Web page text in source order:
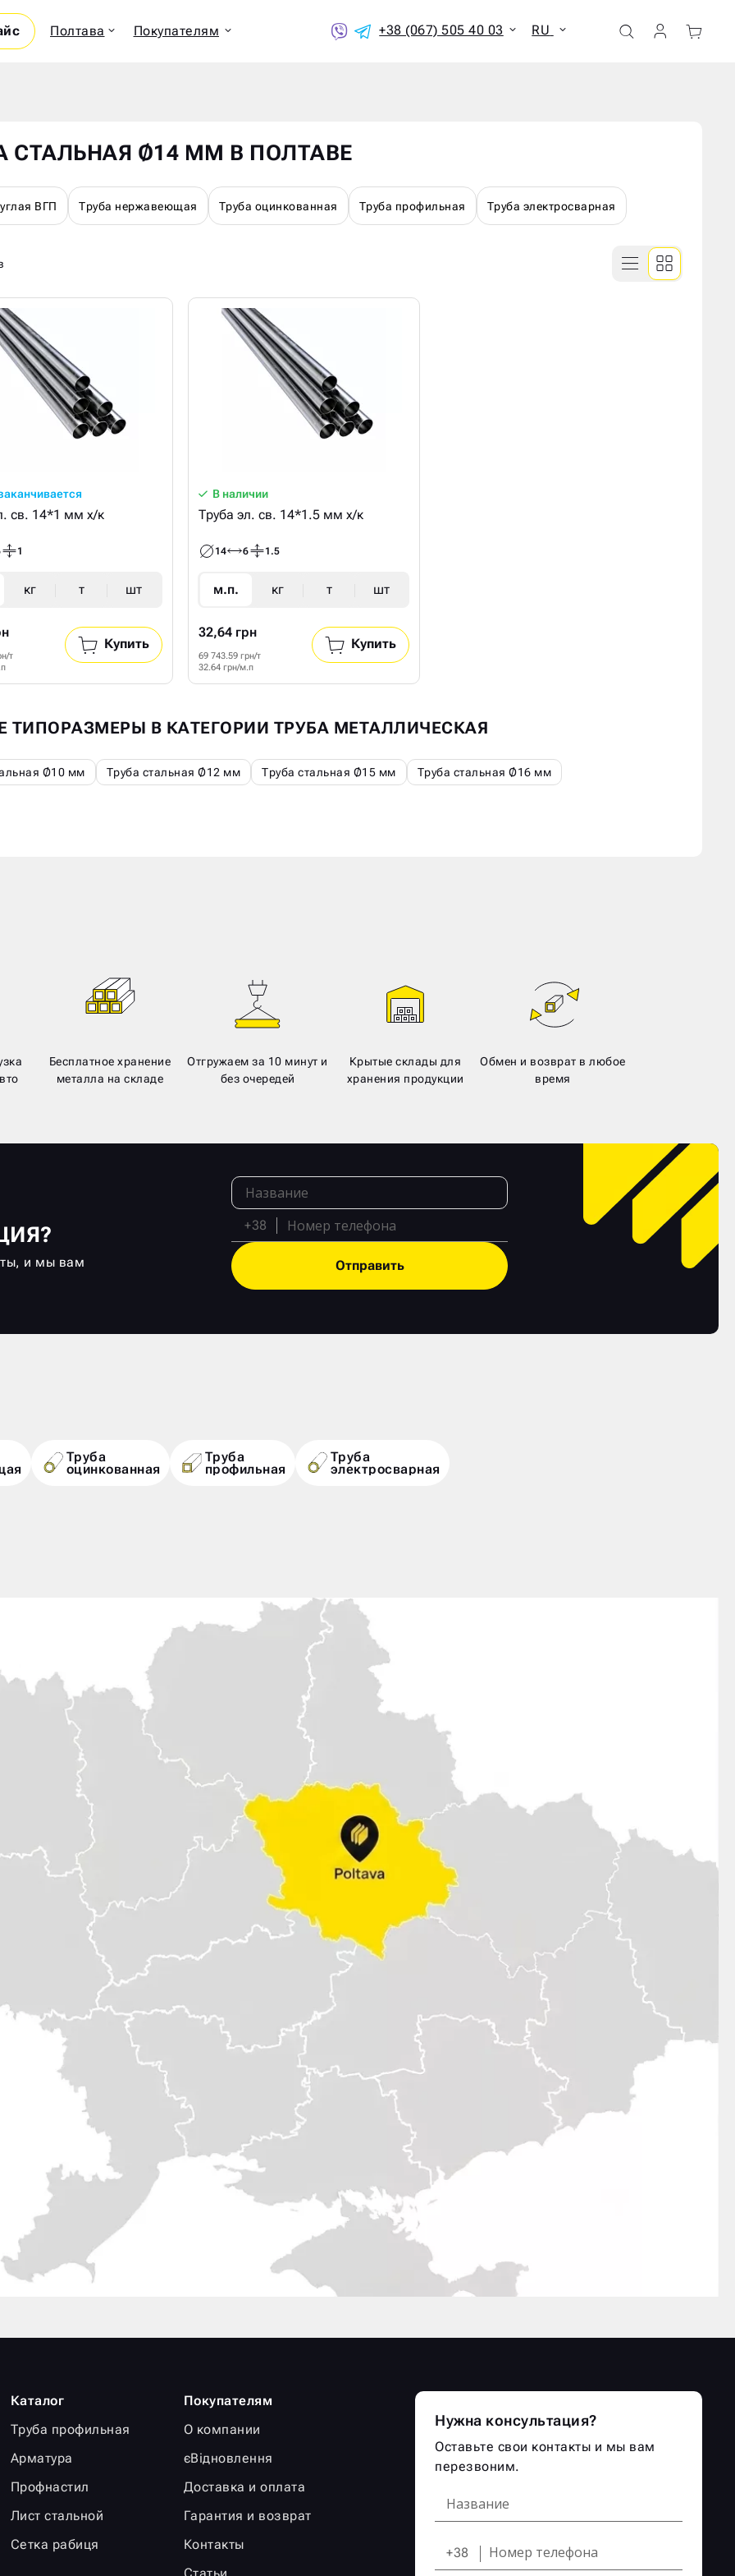
+38 (067) 505 40 03 RU
Полтава Покупателям
СТАЛЬНАЯ Ø14 ММ В ПОЛТАВЕ
ВГП Труба нержавеющая Труба оцинкованная Труба профильная Труба электросварная
св. 14*1 мм х/к
1
кг т шт
т
Купить
В наличии
Труба эл. св. 14*1.5 мм х/к
14 6 1.5
м.п. кг т шт
32,64 грн
69 743.59 грн/т
32.64 грн/м.п
Купить
ТИПОРАЗМЕРЫ В КАТЕГОРИИ ТРУБА МЕТАЛЛИЧЕСКАЯ
Ø10 мм Труба стальная Ø12 мм Труба стальная Ø15 мм Труба стальная Ø16 мм
Бесплатное хранение
металла на складе
Отгружаем за 10 минут и
без очередей
Крытые склады для
хранения продукции
Обмен и возврат в любое
время
и мы вам
+38
Отправить
Труба
оцинкованная
Труба
профильная
Труба
электросварная
Каталог
Труба профильная
Арматура
Профнастил
Лист стальной
Сетка рабиця
Покупателям
О компании
єВідновлення
Доставка и оплата
Гарантия и возврат
Контакты
Нужна консультация?
Оставьте свои контакты и мы вам
перезвоним.
+38